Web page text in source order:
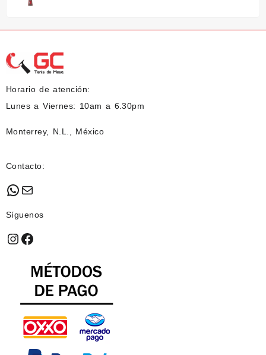
Horario de atención:
Lunes a Viernes: 10am a 6.30pm
Monterrey, N.L., México
Contacto:
WhatsApp
Mail
Síguenos
Instagram
Facebook